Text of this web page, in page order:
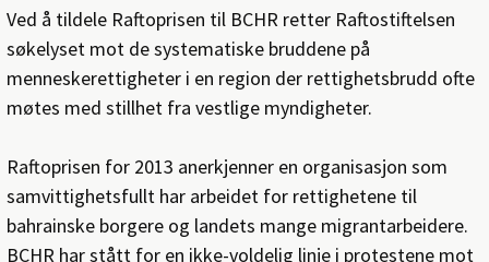
Ved å tildele Raftoprisen til BCHR retter Raftostiftelsen
søkelyset mot de systematiske bruddene på
menneskerettigheter i en region der rettighetsbrudd ofte
møtes med stillhet fra vestlige myndigheter.
Raftoprisen for 2013 anerkjenner en organisasjon som
samvittighetsfullt har arbeidet for rettighetene til
bahrainske borgere og landets mange migrantarbeidere.
BCHR har stått for en ikke-voldelig linje i protestene mot